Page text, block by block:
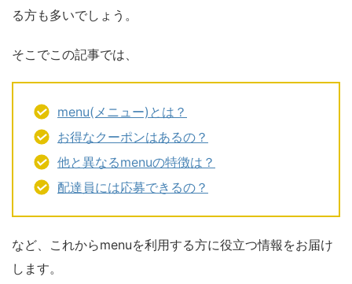
る方も多いでしょう。
そこでこの記事では、
menu(メニュー)とは？
お得なクーポンはあるの？
他と異なるmenuの特徴は？
配達員には応募できるの？
など、これからmenuを利用する方に役立つ情報をお届け
します。